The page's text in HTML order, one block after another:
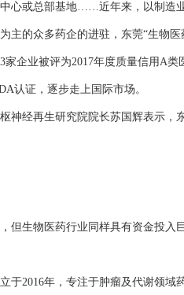
心或总部基地……近年来，以制造
的众多药企的进驻，东莞“生物医
企业被评为2017年度质量信用A类
认证，逐步走上国际市场。
经再生研究院院长苏国辉表示，
生物医药行业同样具有资金投入
2016年，专注于肿瘤及代谢领域